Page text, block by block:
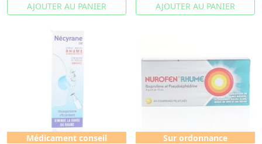
AJOUTER AU PANIER AJOUTER AU PANIER
Médicament conseil Sur ordonnance